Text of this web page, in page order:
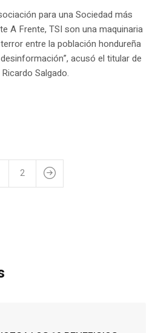
para una Sociedad más
A Frente, TSI son una maquinaria
entre la población hondureña
acusó el titular de
Salgado.
2